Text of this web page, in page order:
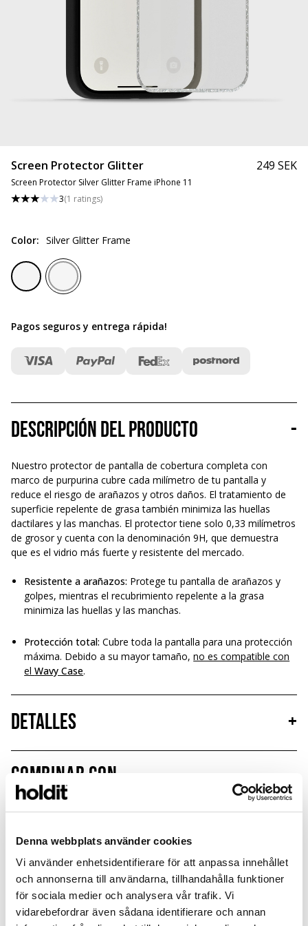
Denna webbplats använder cookies
Vi använder enhetsidentifierare för att anpassa innehållet
och annonserna till användarna, tillhandahålla funktioner
för sociala medier och analysera vår trafik. Vi
vidarebefordrar även sådana identifierare och annan
Screen Protector Glitter
Screen Protector Silver Glitter Frame iPhone 11
3(1 ratings)
249 SEK
Color: Silver Glitter Frame
Pagos seguros y entrega rápida!
Descripción del producto -
Nuestro protector de pantalla de cobertura completa con
marco de purpurina cubre cada milímetro de tu pantalla y
reduce el riesgo de arañazos y otros daños. El tratamiento de
superficie repelente de grasa también minimiza las huellas
dactilares y las manchas. El protector tiene solo 0,33 milímetros
de grosor y cuenta con la denominación 9H, que demuestra
que es el vidrio más fuerte y resistente del mercado.
Resistente a arañazos: Protege tu pantalla de arañazos y
golpes, mientras el recubrimiento repelente a la grasa
minimiza las huellas y las manchas.
Protección total:Cubre toda la pantalla para una protección
máxima. Debido a su mayor tamaño,no es compatible con
elWavy Case.
Detalles
+
Combinar con
Limited Edition
New in